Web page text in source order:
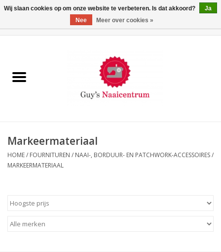
Machines
Paspoppen
Markeermateriaal
HOME/ FOURNITUREN / NAAI-, BORDUUR- EN PATCHWORK-ACCESSOIRES/
MARKEERMATERIAAL
Wij slaan cookies op om onze website te verbeteren. Is dat akkoord?
Ja
Nee
Meer over cookies »